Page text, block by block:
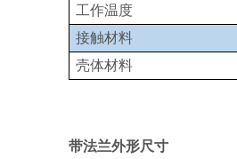
工作温度
接触材料
壳体材料
带法兰外形尺寸